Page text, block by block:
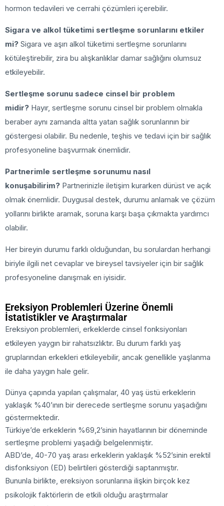
hormon tedavileri ve cerrahi çözümleri içerebilir.
Sigara ve alkol tüketimi sertleşme sorunlarını etkiler
mi? Sigara ve aşırı alkol tüketimi sertleşme sorunlarını
kötüleştirebilir, zira bu alışkanlıklar damar sağlığını olumsuz
etkileyebilir.
Sertleşme sorunu sadece cinsel bir problem
midir? Hayır, sertleşme sorunu cinsel bir problem olmakla
beraber aynı zamanda altta yatan sağlık sorunlarının bir
göstergesi olabilir. Bu nedenle, teşhis ve tedavi için bir sağlık
profesyoneline başvurmak önemlidir.
Partnerimle sertleşme sorunumu nasıl
konuşabilirim? Partnerinizle iletişim kurarken dürüst ve açık
olmak önemlidir. Duygusal destek, durumu anlamak ve çözüm
yollarını birlikte aramak, soruna karşı başa çıkmakta yardımcı
olabilir.
Her bireyin durumu farklı olduğundan, bu sorulardan herhangi
biriyle ilgili net cevaplar ve bireysel tavsiyeler için bir sağlık
profesyoneline danışmak en iyisidir.
Ereksiyon Problemleri Üzerine Önemli
İstatistikler ve Araştırmalar
Ereksiyon problemleri, erkeklerde cinsel fonksiyonları
etkileyen yaygın bir rahatsızlıktır. Bu durum farklı yaş
gruplarından erkekleri etkileyebilir, ancak genellikle yaşlanma
ile daha yaygın hale gelir.
Dünya çapında yapılan çalışmalar, 40 yaş üstü erkeklerin
yaklaşık %40’ının bir derecede sertleşme sorunu yaşadığını
göstermektedir.
Türkiye’de erkeklerin %69,2’sinin hayatlarının bir döneminde
sertleşme problemi yaşadığı belgelenmiştir.
ABD’de, 40-70 yaş arası erkeklerin yaklaşık %52’sinin erektil
disfonksiyon (ED) belirtileri gösterdiği saptanmıştır.
Bununla birlikte, ereksiyon sorunlarına ilişkin birçok kez
psikolojik faktörlerin de etkili olduğu araştırmalar